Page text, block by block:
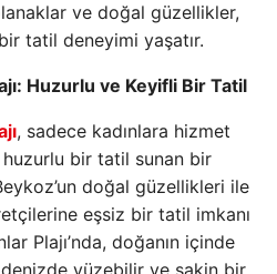
ve doğal güzellikler,
tatil deneyimi yaşatır.
Huzurlu ve Keyifli Bir Tatil
, sadece kadınlara hizmet
bir tatil sunan bir
doğal güzellikleri ile
eşsiz bir tatil imkanı
Plajı’nda, doğanın içinde
yüzebilir ve sakin bir